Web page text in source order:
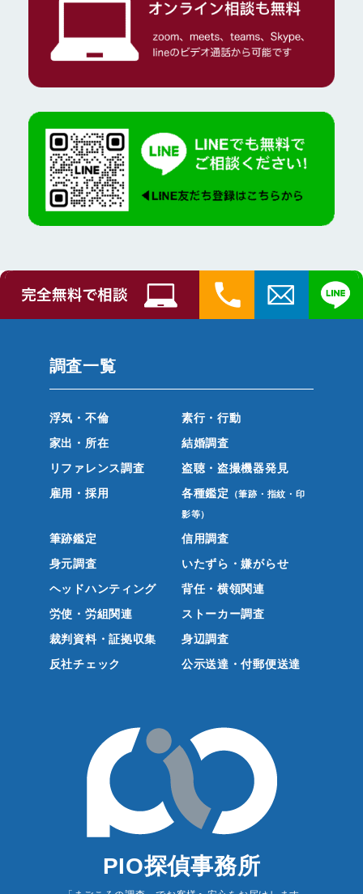
調査一覧
浮気・不倫
素行・行動
家出・所在
結婚調査
リファレンス調査
盗聴・盗撮機器発見
雇用・採用
各種鑑定 （筆跡・指紋・印
影等）
筆跡鑑定
信用調査
身元調査
いたずら・嫌がらせ
ヘッドハンティング
背任・横領関連
労使・労組関連
ストーカー調査
裁判資料・証拠収集
身辺調査
反社チェック
公示送達・付郵便送達
PIO探偵事務所